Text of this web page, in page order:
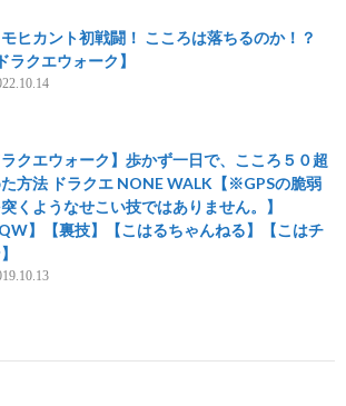
ヒカント初戦闘！ こころは落ちるのか！？
ラクエウォーク】
ラクエウォーク】歩かず一日で、こころ５０超
方法 ドラクエ NONE WALK【※GPSの脆弱
くようなせこい技ではありません。】
】【裏技】【こはるちゃんねる】【こはチ